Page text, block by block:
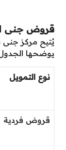
قروض جنى
يُتيح مركز
يوضحها الجدول
نوع التمويل
قروض فردية